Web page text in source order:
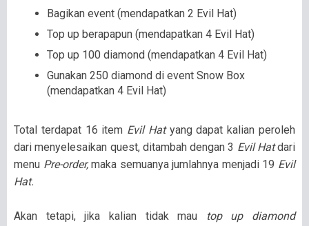
Bagikan event (mendapatkan 2 Evil Hat)
Top up berapapun (mendapatkan 4 Evil Hat)
Top up 100 diamond (mendapatkan 4 Evil Hat)
Gunakan 250 diamond di event Snow Box
(mendapatkan 4 Evil Hat)
Total terdapat 16 item Evil Hatyang dapat kalian peroleh
dari menyelesaikan quest, ditambah dengan 3 Evil Hatdari
menu Pre-order,maka semuanya jumlahnya menjadi 19 Evil
Hat.
Akan tetapi, jika kalian tidak mau
top up diamond